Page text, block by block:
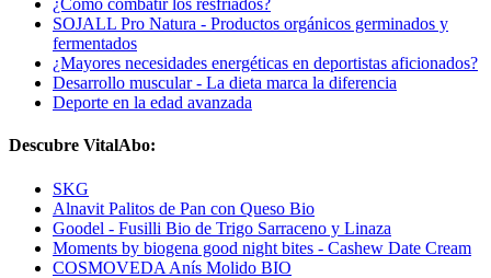
¿Cómo combatir los resfriados?
SOJALL Pro Natura - Productos orgánicos germinados y
fermentados
¿Mayores necesidades energéticas en deportistas aficionados?
Desarrollo muscular - La dieta marca la diferencia
Deporte en la edad avanzada
Descubre VitalAbo:
SKG
Alnavit Palitos de Pan con Queso Bio
Goodel - Fusilli Bio de Trigo Sarraceno y Linaza
Moments by biogena good night bites - Cashew Date Cream
COSMOVEDA Anís Molido BIO